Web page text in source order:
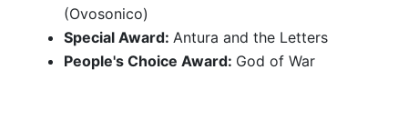
(Ovosonico)
Special Award: Antura and the Letters
People's Choice Award: God of War